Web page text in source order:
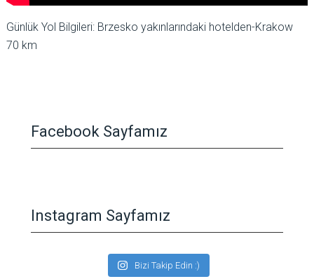
Günlük Yol Bilgileri: Brzesko yakınlarındaki hotelden-Krakow
70 km
Facebook Sayfamız
Instagram Sayfamız
Bizi Takip Edin :)